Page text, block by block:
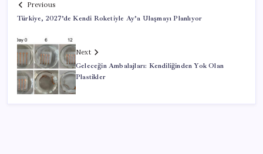
Previous
Türkiye, 2027’de Kendi Roketiyle Ay’a Ulaşmayı Planlıyor
Next
Geleceğin Ambalajları: Kendiliğinden Yok Olan
Plastikler